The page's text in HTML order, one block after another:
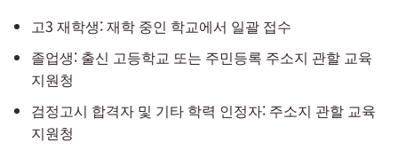
고3 재학생: 재학 중인 학교에서 일괄 접수
졸업생: 출신 고등학교 또는 주민등록 주소지 관할 교육
지원청
검정고시 합격자 및 기타 학력 인정자: 주소지 관할 교육
지원청